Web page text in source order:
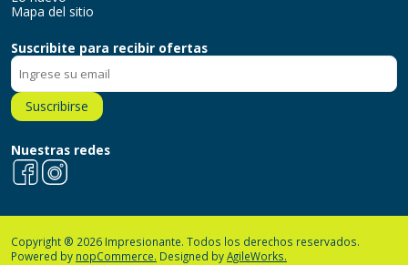
Mapa del sitio
Suscribite para recibir ofertas
Suscribirse
Nuestras redes
FacebookInstagram
Copyright ® 2026 Impresionante. Todos los derechos reservados.
Powered by nopCommerce. Designed byAgileWorks.